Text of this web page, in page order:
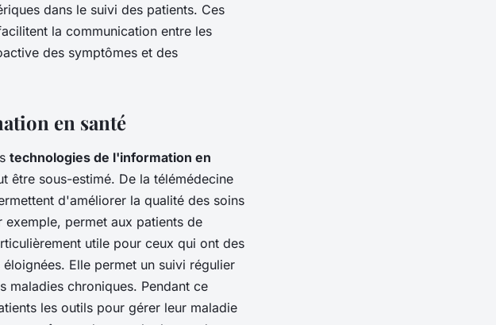
dans le suivi des patients. Ces
la communication entre les
des symptômes et des
en santé
technologies de l'information en
être sous-estimé. De la télémédecine
d'améliorer la qualité des soins
exemple, permet aux patients de
utile pour ceux qui ont des
Elle permet un suivi régulier
maladies chroniques. Pendant ce
les outils pour gérer leur maladie